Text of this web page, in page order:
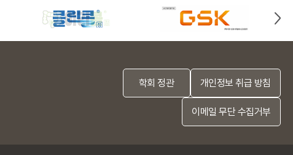
학회 정관 개인정보 취급 방침
이메일 무단 수집거부